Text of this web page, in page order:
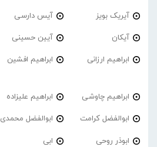
آیریک بویز آیس دارسی
آیکان آیین حسینی
ابراهیم ارزانی ابراهیم افشین
ابراهیم چاوشی ابراهیم علیزاده
ابوالفضل کرامت ابوالفضل محمدی
ابوذر روحی ابی